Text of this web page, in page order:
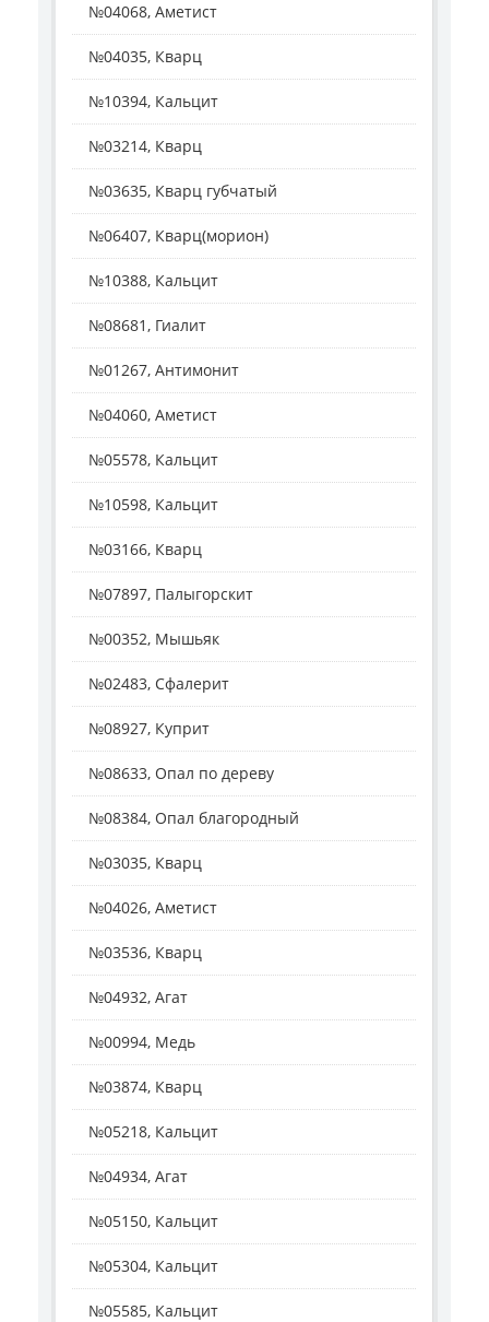
№04068, Аметист
№04035, Кварц
№10394, Кальцит
№03214, Кварц
№03635, Кварц губчатый
№06407, Кварц(морион)
№10388, Кальцит
№08681, Гиалит
№01267, Антимонит
№04060, Аметист
№05578, Кальцит
№10598, Кальцит
№03166, Кварц
№07897, Палыгорскит
№00352, Мышьяк
№02483, Сфалерит
№08927, Куприт
№08633, Опал по дереву
№08384, Опал благородный
№03035, Кварц
№04026, Аметист
№03536, Кварц
№04932, Агат
№00994, Медь
№03874, Кварц
№05218, Кальцит
№04934, Агат
№05150, Кальцит
№05304, Кальцит
№05585, Кальцит